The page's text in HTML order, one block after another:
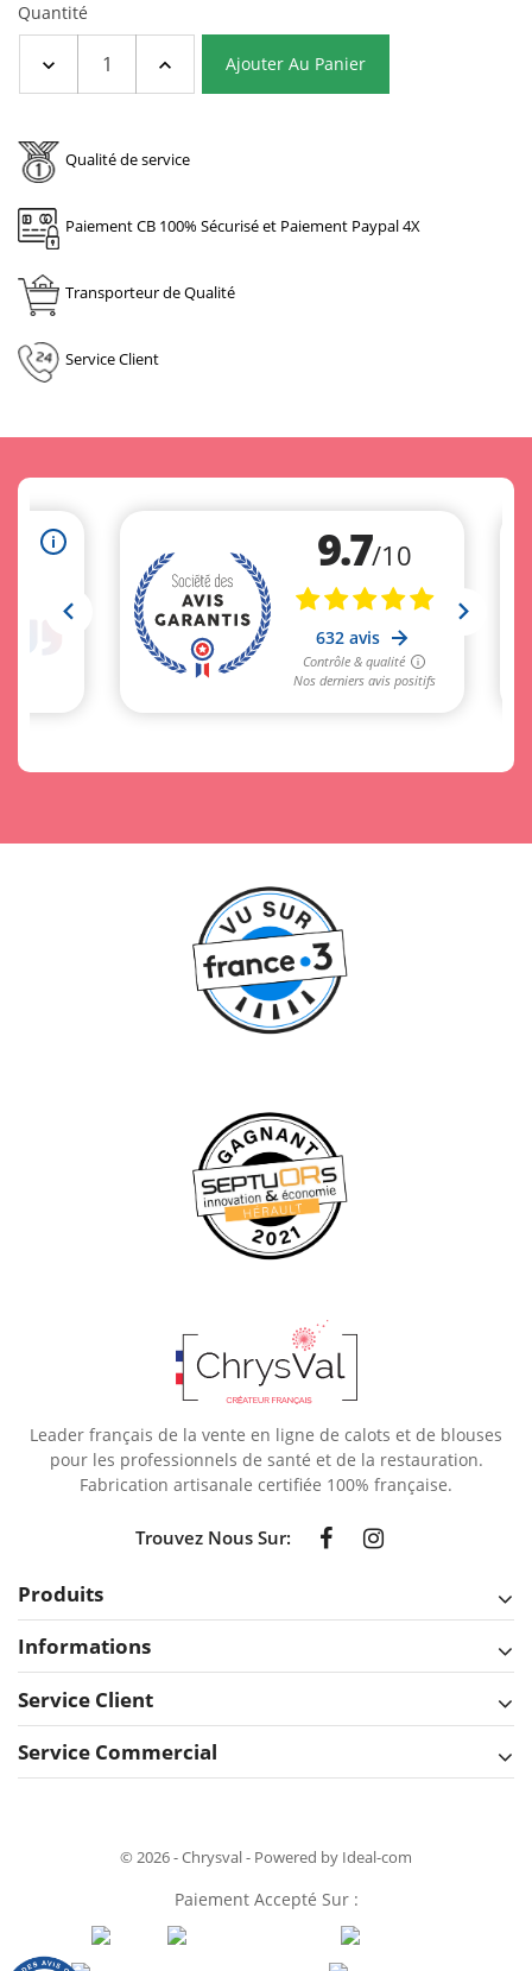
Quantité
Ajouter Au Panier
Qualité de service
Paiement CB 100% Sécurisé et Paiement Paypal 4X
Transporteur de Qualité
Service Client
Leader français de la vente en ligne de calots et de blouses
pour les professionnels de santé et de la restauration.
Fabrication artisanale certifiée 100% française.
Trouvez Nous Sur:
Produits
Informations
Service Client
Service Commercial
© 2026 - Chrysval - Powered by Ideal-com
Paiement Accepté Sur :